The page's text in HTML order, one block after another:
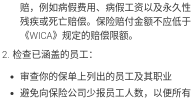
赔，例如病假费用、病假工资以及永久性
残疾或死亡赔偿。保险赔付金额不应低于
《WICA》规定的赔偿限额。
检查已涵盖的员工：
审查你的保单上列出的员工及其职业
避免向保险公司少报员工人数，以便所有